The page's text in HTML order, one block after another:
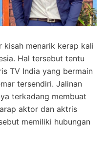
kisah menarik kerap kali
Hal tersebut tentu
TV India yang bermain
tersendiri. Jalinan
terkadang membuat
aktor dan aktris
memiliki hubungan